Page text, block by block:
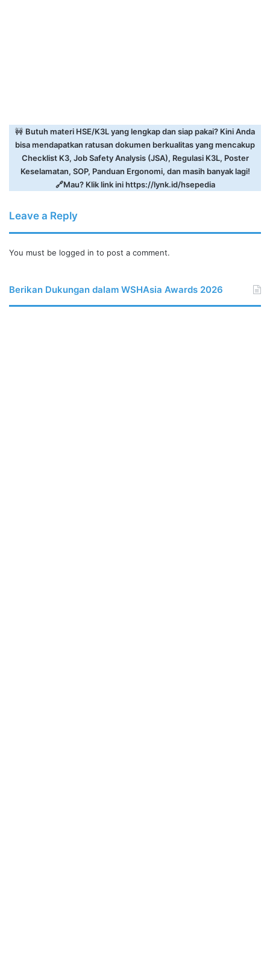
🚧 Butuh materi HSE/K3L yang lengkap dan siap pakai? Kini Anda
bisa mendapatkan ratusan dokumen berkualitas yang mencakup
Checklist K3, Job Safety Analysis (JSA), Regulasi K3L, Poster
Keselamatan, SOP, Panduan Ergonomi, dan masih banyak lagi!
🔗Mau? Klik link inihttps://lynk.id/hsepedia
Leave a Reply
You must be logged in to post a comment.
Berikan Dukungan dalam WSHAsia Awards 2026